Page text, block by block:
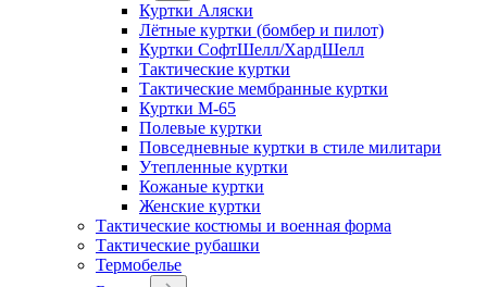
Куртки Аляски
Лётные куртки (бомбер и пилот)
Куртки СофтШелл/ХардШелл
Тактические куртки
Тактические мембранные куртки
Куртки М-65
Полевые куртки
Повседневные куртки в стиле милитари
Утепленные куртки
Кожаные куртки
Женские куртки
Тактические костюмы и военная форма
Тактические рубашки
Термобелье